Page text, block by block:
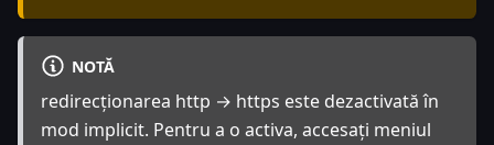
NOTĂ
redirecționarea http → https este dezactivată în
mod implicit. Pentru a o activa, accesați meniul